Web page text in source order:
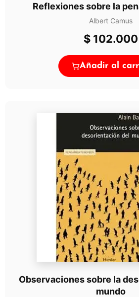
Reflexiones sobre la
Albert Camus
$ 102.000
Añadir al
Observaciones sobre la
mundo